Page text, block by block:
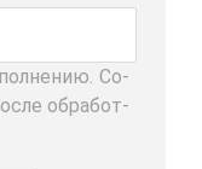
Со­
об­ра­бот­